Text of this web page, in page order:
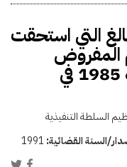
التي استحقت
المفروض
بالقانون رقم 101 لسنة 1985 في
السلطة التنفيذية
السنة القضائية: 1991